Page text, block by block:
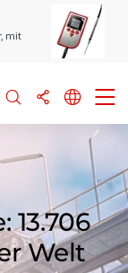
mit
13.706
Welt